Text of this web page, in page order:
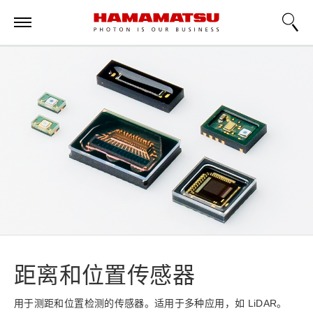
距离和位置传感器
用于测距和位置检测的传感器。适用于多种应用，如 LiDAR。